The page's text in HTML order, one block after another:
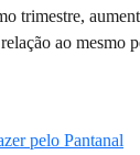
trimestre,
ao mesmo